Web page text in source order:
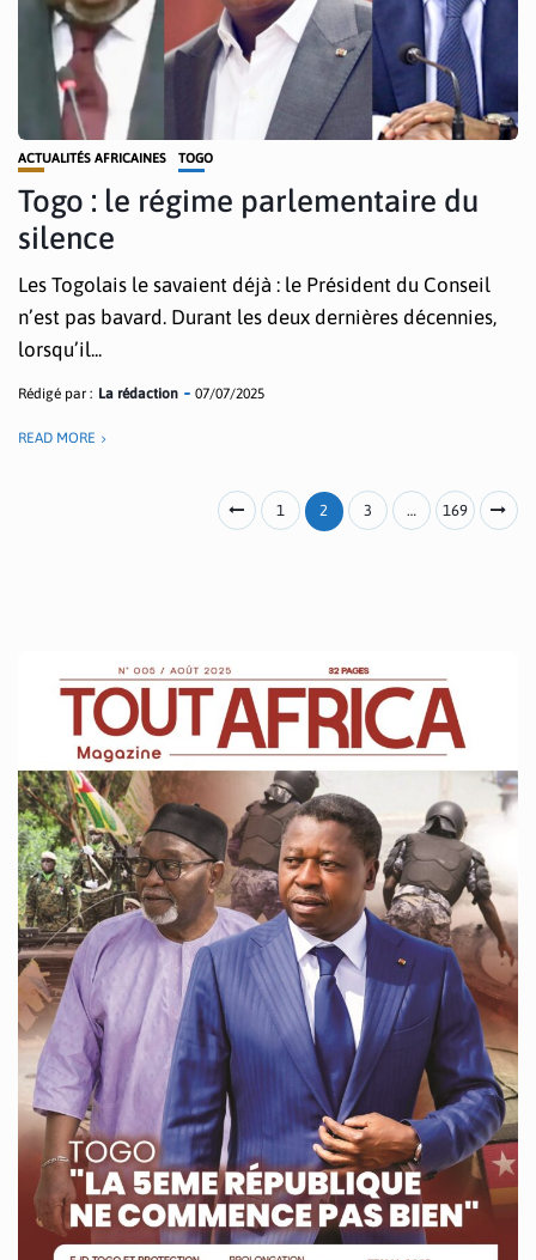
ACTUALITÉS AFRICAINES TOGO
Togo : le régime parlementaire du
silence
Les Togolais le savaient déjà : le Président du Conseil
n’est pas bavard. Durant les deux dernières décennies,
lorsqu’il...
Rédigé par : La rédaction 07/07/2025
READ MORE
1 2 3 … 169